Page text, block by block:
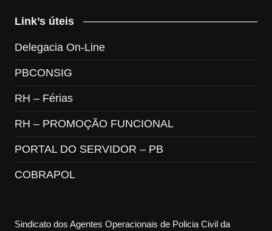
Link’s úteis
Delegacia On-Line
PBCONSIG
RH – Férias
RH – PROMOÇÃO FUNCIONAL
PORTAL DO SERVIDOR – PB
COBRAPOL
Sindicato dos Agentes Operacionais de Policia Civil da